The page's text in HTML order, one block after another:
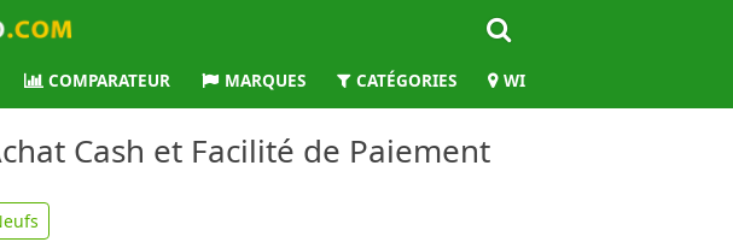
COMPARATEUR MARQUES CATÉGORIES WILAYAS
Cash et Facilité de Paiement